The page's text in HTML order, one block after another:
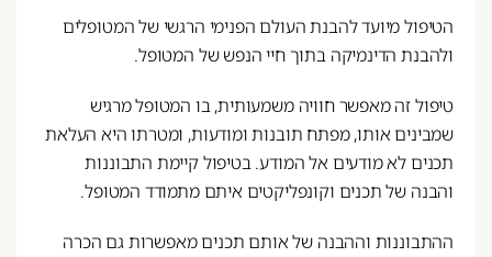
הטיפול מיועד להבנת העולם הפנימי הרגשי של המטופלים
ולהבנת הדינמיקה בתוך חיי הנפש של המטופל.
טיפול זה מאפשר חוויה משמעותית, בו המטופל מרגיש
שמבינים אותו, מפתח תובנות ומודעות, ומטרתו היא העלאת
תכנים לא מודעים אל המודע. בטיפול קיימת התבוננות
והבנה של תכנים וקונפליקטים איתם מתמודד המטופל.
ההתבוננות וההבנה של אותם תכנים מאפשרות גם הכרה